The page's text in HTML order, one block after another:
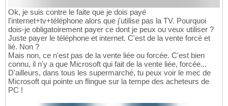
Ok, je suis contre le faite que je dois payé
l'internet+tv+téléphone alors que j'utilise pas la TV. Pourquoi
dois-je obligatoirement payer ce dont je peux ou veux utiliser ?
Juste payer le téléphone et internet. C'est de la vente forcé et
lié. Non ?
Mais non, ce n'est pas de la vente liée ou forcée. C'est bien
connu, il n'y a que Microsoft qui fait de la vente liée, forcée...
D'ailleurs, dans tous les supermarché, tu peux voir le mec de
Microsoft qui pointe un flingue sur la tempe des acheteurs de
PC !